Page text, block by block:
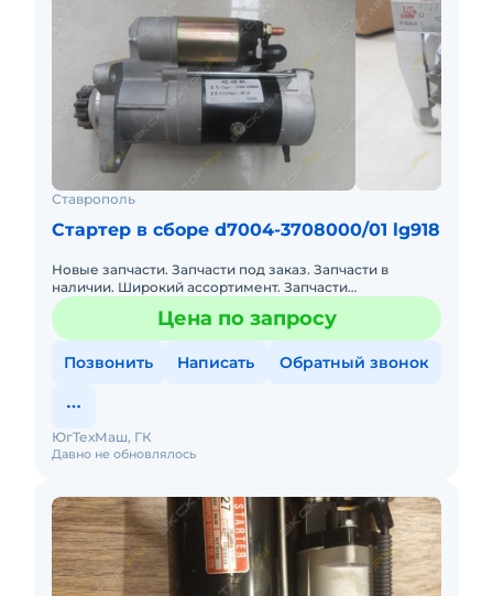
Ставрополь
Стартер в сборе d7004-3708000/01 lg918
Новые запчасти. Запчасти под заказ. Запчасти в
наличии. Широкий ассортимент. Запчасти
оригинальные. Производство JINAN KUOE
INTERNATIONAL TRADE CO.,LTD Стартер
Цена по запросу
Позвонить Написать Обратный звонок
Давно не обновлялось
ЮгТехМаш, ГК